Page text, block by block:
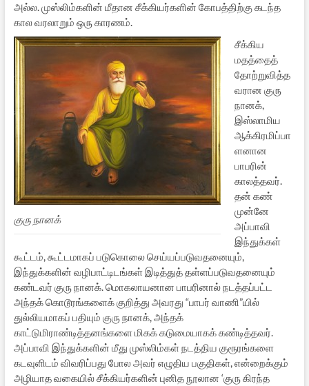
அல்ல. முஸ்லிம்களின் மீதான சீக்கியர்களின் கோபத்திற்கு கடந்த
கால வரலாறும் ஒரு காரணம்.
குரு நானக்
சீக்கிய
மதத்தைத்
தோற்றுவித்த
வரான குரு
நானக்,
இஸ்லாமிய
ஆக்கிரமிப்பா
ளனான
பாபரின்
காலத்தவர்.
தன் கண்
முன்னே
அப்பாவி
இந்துக்கள்
கூட்டம், கூட்டமாகப் படுகொலை செய்யப்படுவதனையும்,
இந்துக்களின் வழிபாட்டிடங்கள் இடித்துத் தள்ளப்படுவதனையும்
கண்டவர் குரு நானக். மொகலாயனான பாபரினால் நடத்தப்பட்ட
அந்தக் கொடூரங்களைக் குறித்து அவரது “பாபர் வாணி”யில்
துல்லியமாகப் பதியும் குரு நானக், அந்தக்
காட்டுமிராண்டித்தனங்களை மிகக் கடுமையாகக் கண்டித்தவர்.
அப்பாவி இந்துக்களின் மீது முஸ்லிம்கள் நடத்திய குரூரங்களை
கடவுளிடம் விவரிப்பது போல அவர் எழுதிய பகுதிகள், என்றைக்கும்
அழியாத வகையில் சீக்கியர்களின் புனித நூலான ‘குரு கிரந்த